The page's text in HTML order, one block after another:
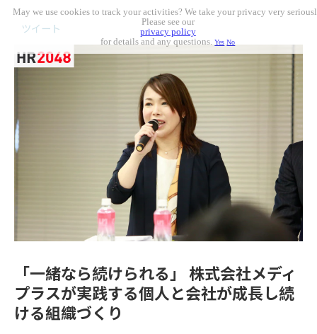
ツイート
「一緒なら続けられる」 株式会社メディ
プラスが実践する個人と会社が成長し続
ける組織づくり
May we use cookies to track your activities? We take your privacy very
Please see our
privacy policy
for details and any questions.Yes No